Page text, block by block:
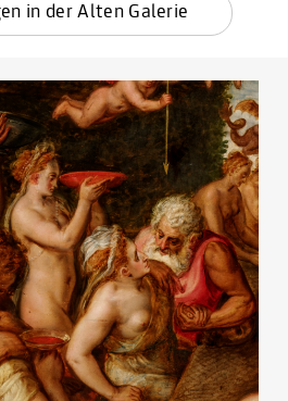
in der Alten Galerie